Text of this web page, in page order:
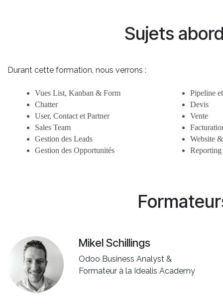
Sujets
Durant cette formation, nous verrons :
Vues List, Kanban & Form
Chatter
User, Contact et Partner
Sales Team
Gestion des Leads
Gestion des Opportunités
Pipeline
Devis
Vente
Website
Reporting
Mikel Schillings
Odoo Business Analyst &
Formateur à la Idealis Academy